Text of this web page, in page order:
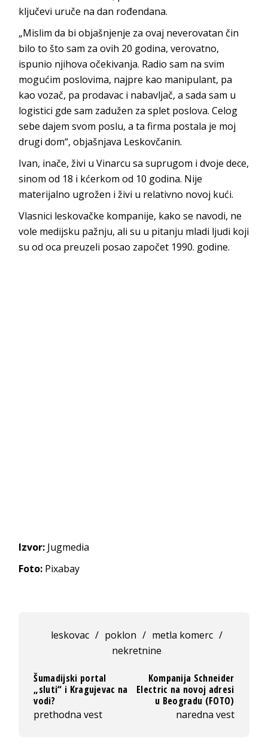
ključevi uruče na dan rođendana.
„Mislim da bi objašnjenje za ovaj neverovatan čin
bilo to što sam za ovih 20 godina, verovatno,
ispunio njihova očekivanja. Radio sam na svim
mogućim poslovima, najpre kao manipulant, pa
kao vozač, pa prodavac i nabavljač, a sada sam u
logistici gde sam zadužen za splet poslova. Celog
sebe dajem svom poslu, a ta firma postala je moj
drugi dom“, objašnjava Leskovčanin.
Ivan, inače, živi u Vinarcu sa suprugom i dvoje dece,
sinom od 18 i kćerkom od 10 godina. Nije
materijalno ugrožen i živi u relativno novoj kući.
Vlasnici leskovačke kompanije, kako se navodi, ne
vole medijsku pažnju, ali su u pitanju mladi ljudi koji
su od oca preuzeli posao započet 1990. godine.
Izvor: Jugmedia
Foto: Pixabay
leskovac / poklon / metla komerc /
nekretnine
Šumadijski portal
„sluti“ i Kragujevac na
vodi?
prethodna vest
Kompanija Schneider
Electric na novoj adresi
u Beogradu (FOTO)
naredna vest